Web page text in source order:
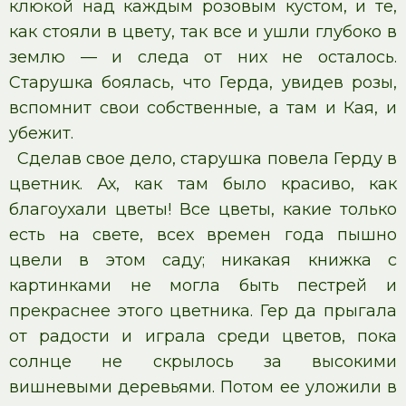
клюкой над каждым розовым кустом, и те,
как стояли в цвету, так все и ушли глубоко в
землю — и следа от них не осталось.
Старушка боялась, что Герда, увидев розы,
вспомнит свои собственные, а там и Кая, и
убежит.
Сделав свое дело, старушка повела Герду в
цветник. Ах, как там было красиво, как
благоухали цветы! Все цветы, какие только
есть на свете, всех времен года пышно
цвели в этом саду; никакая книжка с
картинками не могла быть пестрей и
прекраснее этого цветника. Гер да прыгала
от радости и играла среди цветов, пока
солнце не скрылось за высокими
вишневыми деревьями. Потом ее уложили в